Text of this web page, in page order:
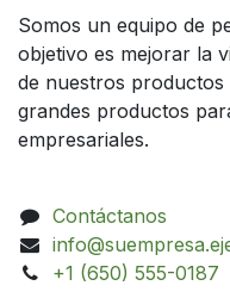
Somos un equipo de
objetivo es mejorar la
de nuestros
grandes productos
empresariales.
Contáctanos
+1 (650) 555-0187